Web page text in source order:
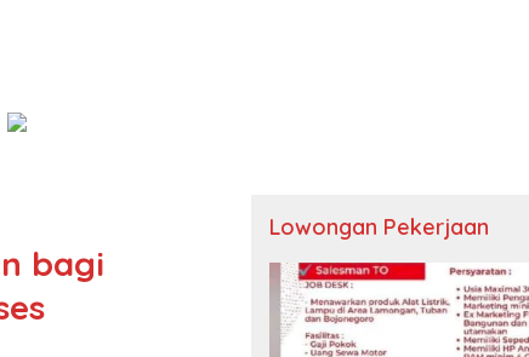
bagi
Lowongan Pekerjaan